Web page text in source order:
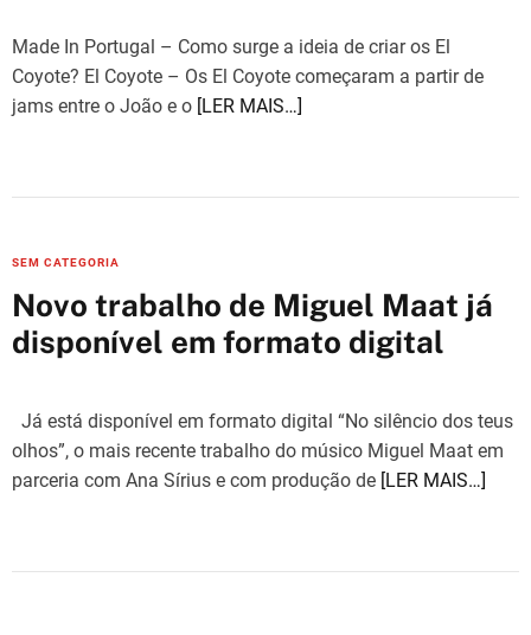
i
e
s
Made In Portugal – Como surge a ideia de criar os El
Coyote? El Coyote – Os El Coyote começaram a partir de
jams entre o João e o [LER MAIS…]
C
a
t
e
e
SEM CATEGORIA
Novo trabalho de Miguel Maat já
disponível em formato digital
Já está disponível em formato digital “No silêncio dos teus
olhos”, o mais recente trabalho do músico Miguel Maat em
parceria com Ana Sírius e com produção de [LER MAIS…]